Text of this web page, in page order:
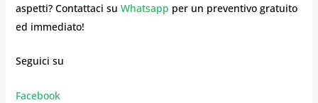
aspetti? Contattaci su Whatsapp per un preventivo gratuito
ed immediato!
Seguici su
Facebook